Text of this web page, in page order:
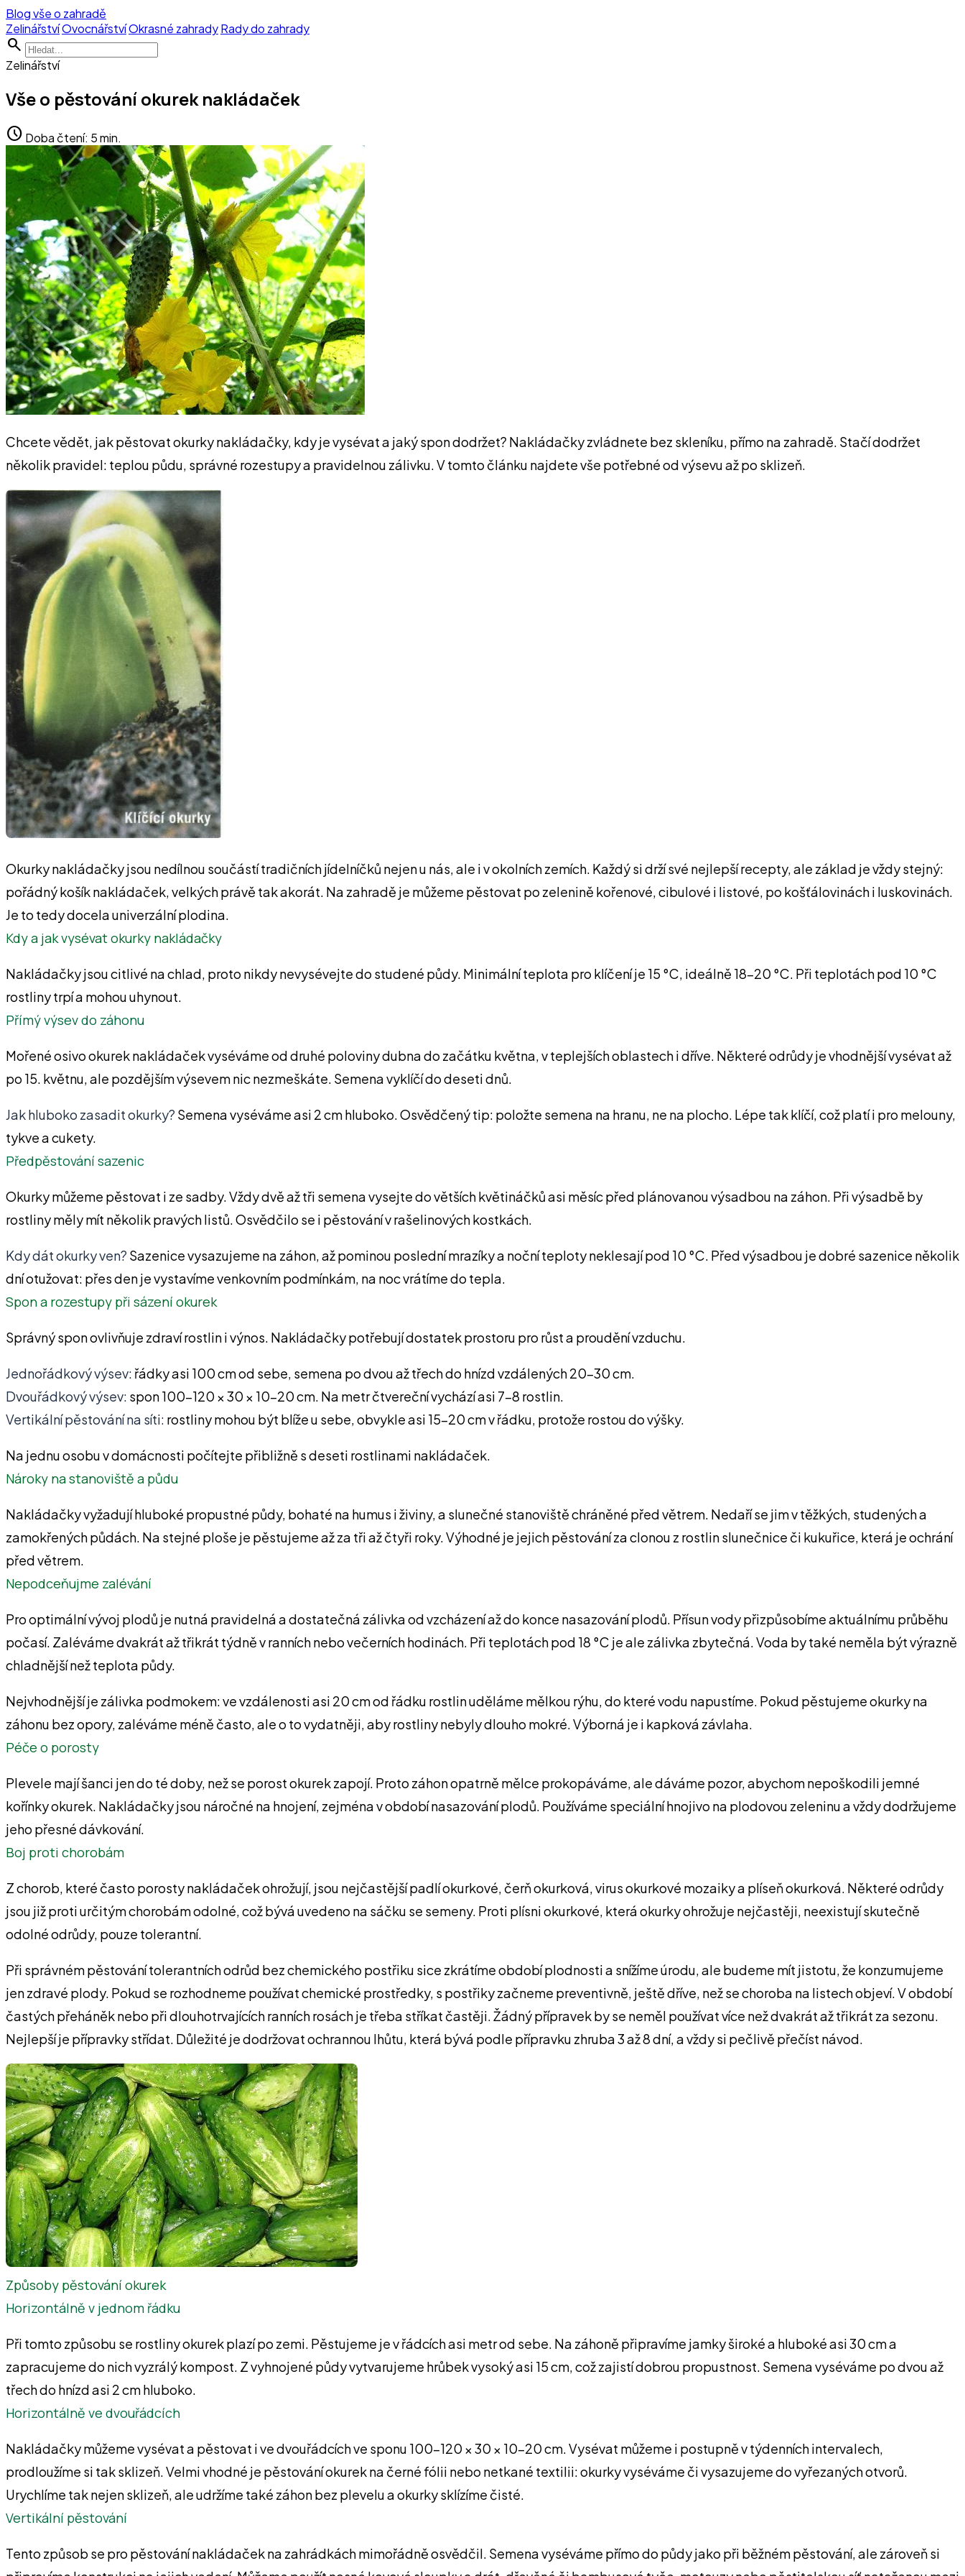
Blog vše o zahradě
ZelinářstvíOvocnářstvíOkrasné zahradyRady do zahrady
search
Zelinářství
Vše o pěstování okurek nakládaček
schedule Doba čtení: 5 min.
Chcete vědět, jak pěstovat okurky nakládačky, kdy je vysévat a jaký spon dodržet? Nakládačky zvládnete bez skleníku, přímo na zahradě. Stačí dodržet
několik pravidel: teplou půdu, správné rozestupy a pravidelnou zálivku. V tomto článku najdete vše potřebné od výsevu až po sklizeň.
Okurky nakládačky jsou nedílnou součástí tradičních jídelníčků nejen u nás, ale i v okolních zemích. Každý si drží své nejlepší recepty, ale základ je vždy stejný:
pořádný košík nakládaček, velkých právě tak akorát. Na zahradě je můžeme pěstovat po zelenině kořenové, cibulové i listové, po košťálovinách i luskovinách.
Je to tedy docela univerzální plodina.
Kdy a jak vysévat okurky nakládačky
Nakládačky jsou citlivé na chlad, proto nikdy nevysévejte do studené půdy. Minimální teplota pro klíčení je 15 °C, ideálně 18–20 °C. Při teplotách pod 10 °C
rostliny trpí a mohou uhynout.
Přímý výsev do záhonu
Mořené osivo okurek nakládaček vyséváme od druhé poloviny dubna do začátku května, v teplejších oblastech i dříve. Některé odrůdy je vhodnější vysévat až
po 15. květnu, ale pozdějším výsevem nic nezmeškáte. Semena vyklíčí do deseti dnů.
Jak hluboko zasadit okurky? Semena vyséváme asi 2 cm hluboko. Osvědčený tip: položte semena na hranu, ne na plocho. Lépe tak klíčí, což platí i pro melouny,
tykve a cukety.
Předpěstování sazenic
Okurky můžeme pěstovat i ze sadby. Vždy dvě až tři semena vysejte do větších květináčků asi měsíc před plánovanou výsadbou na záhon. Při výsadbě by
rostliny měly mít několik pravých listů. Osvědčilo se i pěstování v rašelinových kostkách.
Kdy dát okurky ven? Sazenice vysazujeme na záhon, až pominou poslední mrazíky a noční teploty neklesají pod 10 °C. Před výsadbou je dobré sazenice několik
dní otužovat: přes den je vystavíme venkovním podmínkám, na noc vrátíme do tepla.
Spon a rozestupy při sázení okurek
Správný spon ovlivňuje zdraví rostlin i výnos. Nakládačky potřebují dostatek prostoru pro růst a proudění vzduchu.
Jednořádkový výsev: řádky asi 100 cm od sebe, semena po dvou až třech do hnízd vzdálených 20–30 cm.
Dvouřádkový výsev: spon 100–120 × 30 × 10–20 cm. Na metr čtvereční vychází asi 7–8 rostlin.
Vertikální pěstování na síti: rostliny mohou být blíže u sebe, obvykle asi 15–20 cm v řádku, protože rostou do výšky.
Na jednu osobu v domácnosti počítejte přibližně s deseti rostlinami nakládaček.
Nároky na stanoviště a půdu
Nakládačky vyžadují hluboké propustné půdy, bohaté na humus i živiny, a slunečné stanoviště chráněné před větrem. Nedaří se jim v těžkých, studených a
zamokřených půdách. Na stejné ploše je pěstujeme až za tři až čtyři roky. Výhodné je jejich pěstování za clonou z rostlin slunečnice či kukuřice, která je ochrání
před větrem.
Nepodceňujme zalévání
Pro optimální vývoj plodů je nutná pravidelná a dostatečná zálivka od vzcházení až do konce nasazování plodů. Přísun vody přizpůsobíme aktuálnímu průběhu
počasí. Zaléváme dvakrát až třikrát týdně v ranních nebo večerních hodinách. Při teplotách pod 18 °C je ale zálivka zbytečná. Voda by také neměla být výrazně
chladnější než teplota půdy.
Nejvhodnější je zálivka podmokem: ve vzdálenosti asi 20 cm od řádku rostlin uděláme mělkou rýhu, do které vodu napustíme. Pokud pěstujeme okurky na
záhonu bez opory, zaléváme méně často, ale o to vydatněji, aby rostliny nebyly dlouho mokré. Výborná je i kapková závlaha.
Péče o porosty
Plevele mají šanci jen do té doby, než se porost okurek zapojí. Proto záhon opatrně mělce prokopáváme, ale dáváme pozor, abychom nepoškodili jemné
kořínky okurek. Nakládačky jsou náročné na hnojení, zejména v období nasazování plodů. Používáme speciální hnojivo na plodovou zeleninu a vždy dodržujeme
jeho přesné dávkování.
Boj proti chorobám
Z chorob, které často porosty nakládaček ohrožují, jsou nejčastější padlí okurkové, čerň okurková, virus okurkové mozaiky a plíseň okurková. Některé odrůdy
jsou již proti určitým chorobám odolné, což bývá uvedeno na sáčku se semeny. Proti plísni okurkové, která okurky ohrožuje nejčastěji, neexistují skutečně
odolné odrůdy, pouze tolerantní.
Při správném pěstování tolerantních odrůd bez chemického postřiku sice zkrátíme období plodnosti a snížíme úrodu, ale budeme mít jistotu, že konzumujeme
jen zdravé plody. Pokud se rozhodneme používat chemické prostředky, s postřiky začneme preventivně, ještě dříve, než se choroba na listech objeví. V období
častých přeháněk nebo při dlouhotrvajících ranních rosách je třeba stříkat častěji. Žádný přípravek by se neměl používat více než dvakrát až třikrát za sezonu.
Nejlepší je přípravky střídat. Důležité je dodržovat ochrannou lhůtu, která bývá podle přípravku zhruba 3 až 8 dní, a vždy si pečlivě přečíst návod.
Způsoby pěstování okurek
Horizontálně v jednom řádku
Při tomto způsobu se rostliny okurek plazí po zemi. Pěstujeme je v řádcích asi metr od sebe. Na záhoně připravíme jamky široké a hluboké asi 30 cm a
zapracujeme do nich vyzrálý kompost. Z vyhnojené půdy vytvarujeme hrůbek vysoký asi 15 cm, což zajistí dobrou propustnost. Semena vyséváme po dvou až
třech do hnízd asi 2 cm hluboko.
Horizontálně ve dvouřádcích
Nakládačky můžeme vysévat a pěstovat i ve dvouřádcích ve sponu 100–120 × 30 × 10–20 cm. Vysévat můžeme i postupně v týdenních intervalech,
prodloužíme si tak sklizeň. Velmi vhodné je pěstování okurek na černé fólii nebo netkané textilii: okurky vyséváme či vysazujeme do vyřezaných otvorů.
Urychlíme tak nejen sklizeň, ale udržíme také záhon bez plevelu a okurky sklízíme čisté.
Vertikální pěstování
Tento způsob se pro pěstování nakládaček na zahrádkách mimořádně osvědčil. Semena vyséváme přímo do půdy jako při běžném pěstování, ale zároveň si